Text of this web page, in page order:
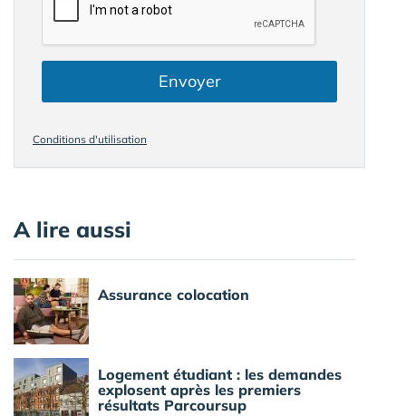
Envoyer
Conditions d'utilisation
A lire aussi
Assurance colocation
Logement étudiant : les demandes
explosent après les premiers
résultats Parcoursup